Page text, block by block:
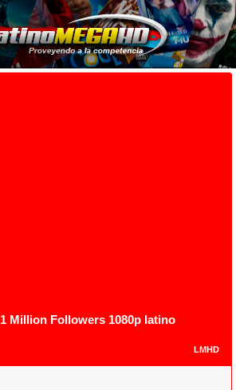
1 Million Followers 1080p latino
LMHD